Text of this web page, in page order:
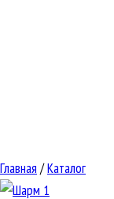
Главная /Каталог